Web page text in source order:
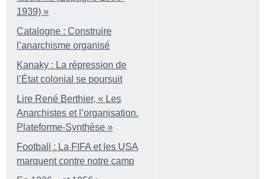
1939) »
Catalogne : Construire
l’anarchisme organisé
Kanaky : La répression de
l’État colonial se poursuit
Lire René Berthier, « Les
Anarchistes et l’organisation.
Plateforme-Synthèse »
Football : La FIFA et les USA
marquent contre notre camp